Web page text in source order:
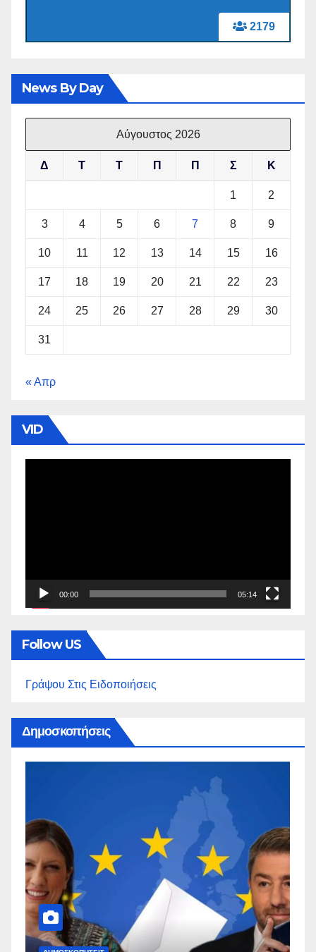
2179
News By Day
Αύγουστος 2026
Δ Τ Τ Π Π Σ Κ
1 2
3 4 5 6 7 8 9
10 11 12 13 14 15 16
17 18 19 20 21 22 23
24 25 26 27 28 29 30
31
« Απρ
VID
00:00 05:14
Follow US
Γράψου Στις Ειδοποιήσεις
Δημοσκοπήσεις